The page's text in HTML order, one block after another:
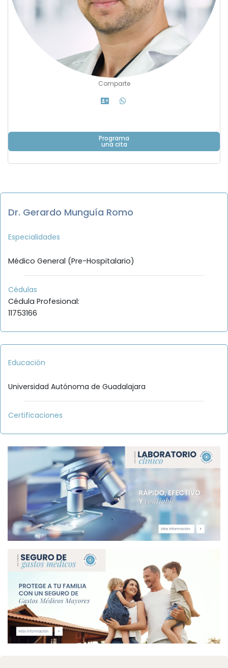
Comparte
Programa
una cita
Dr. Gerardo Munguía Romo
Especialidades
Médico General (Pre-Hospitalario)
Cédulas
Cédula Profesional:
11753166
Educación
Universidad Autónoma de Guadalajara
Certificaciones